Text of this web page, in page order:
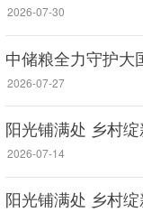
2026-07-30
中储粮全力守护大
2026-07-27
阳光铺满处 乡村
2026-07-14
阳光铺满处 乡村